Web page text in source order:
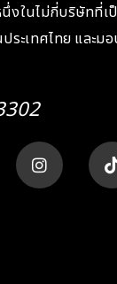
ในไม่กี่บริษัทที่เ
ะเทศไทย และม